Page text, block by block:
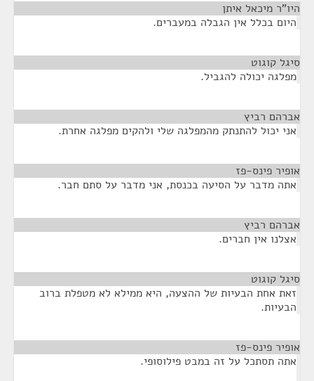
היו"ר מיכאל איתן
היום בכלל אין הגבלה במעברים.
סיגל קוגוט
מפלגה יכולה להגביל.
אברהם רביץ
אני יכול להתנתק מהמפלגה שלי ולהקים מפלגה אחרת.
אופיר פינס-פז
אתה מדבר על הסיעה בכנסת, אני מדבר על סתם חבר.
אברהם רביץ
אצלנו אין חברים.
סיגל קוגוט
זאת אחת הבעיות של ההצעה, היא ממילא לא מטפלת ברוב
הבעיות.
אופיר פינס-פז
אתה תסתכל על זה במבט פילוסופי.